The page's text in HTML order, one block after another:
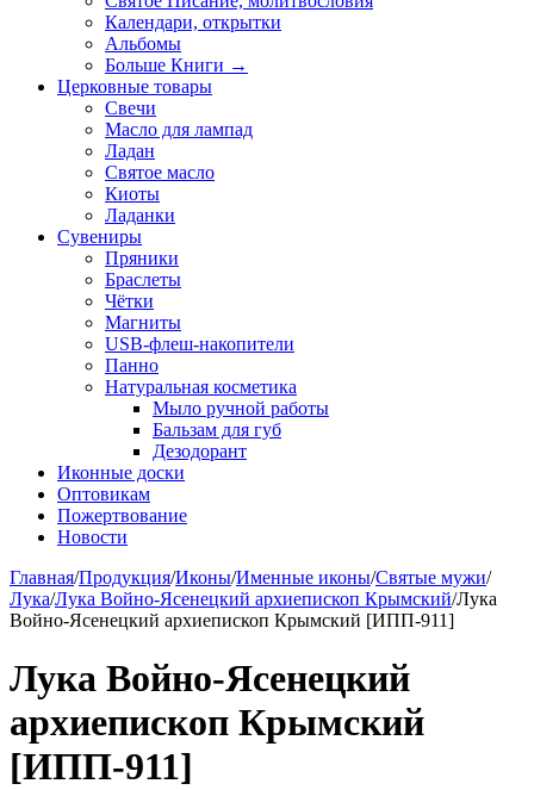
Календари, открытки
Альбомы
Больше Книги →
Церковные товары
Свечи
Масло для лампад
Ладан
Святое масло
Киоты
Ладанки
Сувениры
Пряники
Браслеты
Чётки
Магниты
USB-флеш-накопители
Панно
Натуральная косметика
Мыло ручной работы
Бальзам для губ
Дезодорант
Иконные доски
Оптовикам
Пожертвование
Новости
Главная/Продукция/Иконы/Именные иконы/Святые мужи/
Лука/Лука Войно-Ясенецкий архиепископ Крымский/Лука
Войно-Ясенецкий архиепископ Крымский [ИПП-911]
Лука Войно-Ясенецкий
архиепископ Крымский
[ИПП-911]